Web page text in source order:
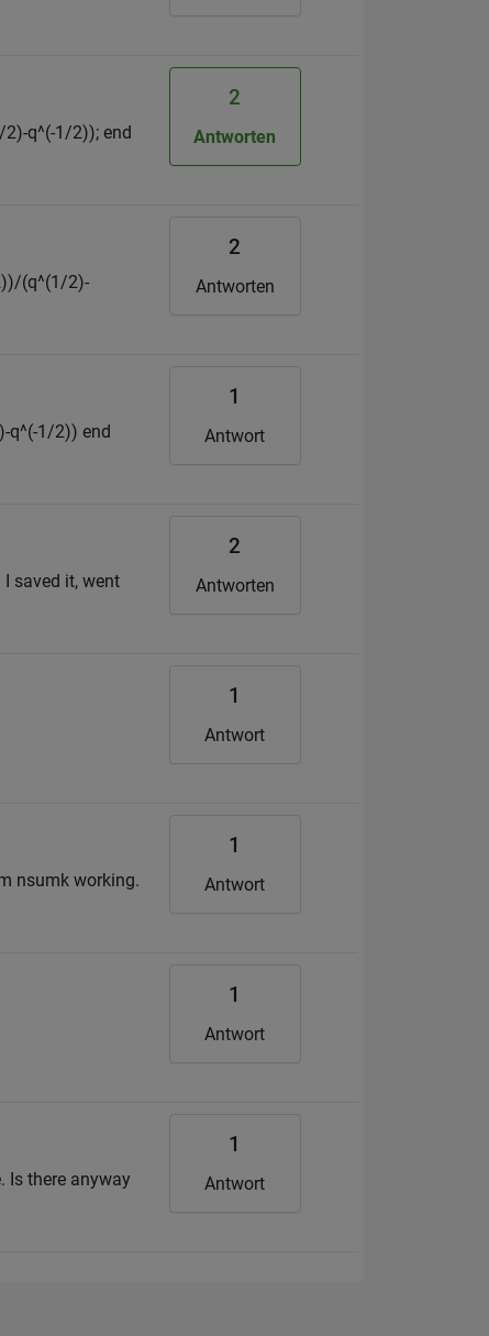
q^(-1/2)); end
2
Antworten
(q^(1/2)-
2
Antworten
q^(-1/2)) end
1
Antwort
saved it, went
2
Antworten
1
Antwort
nsumk working.
1
Antwort
1
Antwort
Is there anyway
1
Antwort